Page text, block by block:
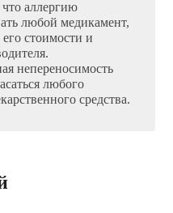
аллергию
любой медикамент,
стоимости и
непереносимость
любого
средства.